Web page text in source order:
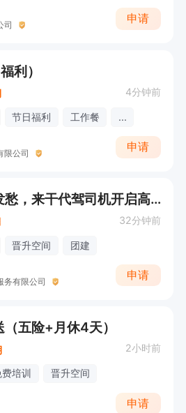
司
申请
利）
4分钟前
节日福利 工作餐 ...
限公司
申请
别再为微薄工资发愁，来干代驾司机开启高收入吧
32分钟前
晋升空间 团建
务有限公司
申请
五险+月休4天）
2小时前
培训 晋升空间
申请